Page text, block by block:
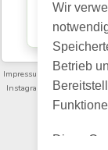
Wir
Betrieb
Diese
Impressum ·
Instagram
·FAQ·